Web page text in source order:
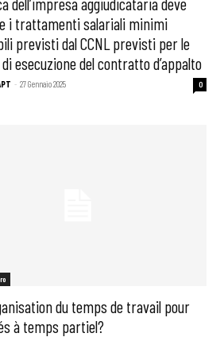
i trattamenti salariali minimi
previsti dal CCNL previsti per le
esecuzione del contratto d’appalto
- 27 Gennaio 2025 0
du temps de travail pour
à temps partiel?